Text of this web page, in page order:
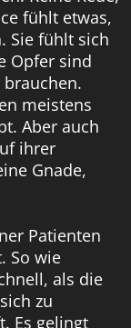
fühlt etwas,
Sie fühlt sich
Opfer sind
meistens
Aber auch
ihrer
Gnade,
Patienten
So wie
als die
zu
Es gelingt